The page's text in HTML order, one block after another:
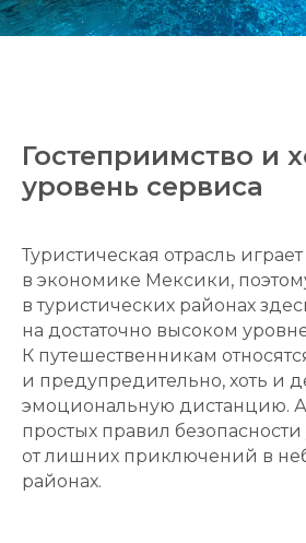
Гостеприимство и
уровень сервиса
Туристическая отрасль
в экономике Мексики,
в туристических районах
на достаточно высоком
К путешественникам
и предупредительно, хоть и
эмоциональную дистанцию.
простых правил
от лишних приключений в
районах.